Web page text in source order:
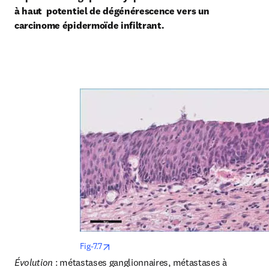
à haut  potentiel de dégénérescence vers un
carcinome épidermoïde infiltrant.
Fig-7.7
Évolution : métastases ganglionnaires, métastases à